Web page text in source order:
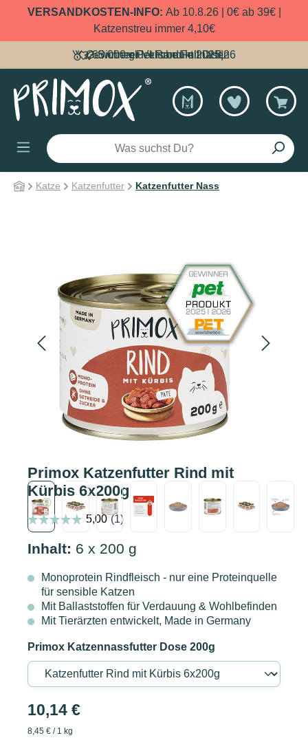
springen
VERSANDKOSTEN-INFO: Ab 10.8.26 | 0€ ab 39€ |
Katzenstreu immer 4,10€
Sicherer Versand mit DHL
63.000 glückliche Fellnasen
Gewinner Pet Produkt 2025|26
Katze Katzenfutter Katzenfutter Nass
Primox Katzenfutter Rind mit
Kürbis 6x200g
Inhalt: 6 x 200 g
Monoprotein Rindfleisch - nur eine Proteinquelle
für sensible Katzen
Mit Ballaststoffen für Verdauung & Wohlbefinden
Mit Tierärzten entwickelt, Made in Germany
Primox Katzennassfutter Dose 200g
10,14 €
8,45 € / 1 kg